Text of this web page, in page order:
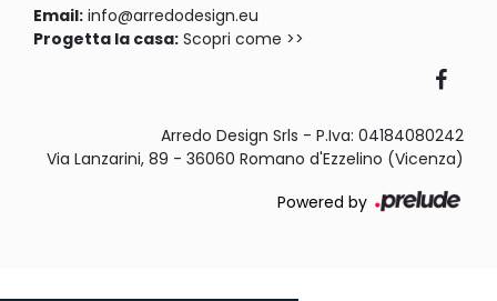
Email: info@arredodesign.eu
Progetta la casa: Scopri come >>
Arredo Design Srls - P.Iva: 04184080242
Via Lanzarini, 89 - 36060 Romano d'Ezzelino (Vicenza)
Powered by